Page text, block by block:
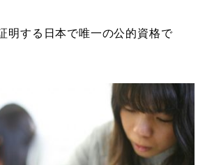
明する日本で唯一の公的資格で